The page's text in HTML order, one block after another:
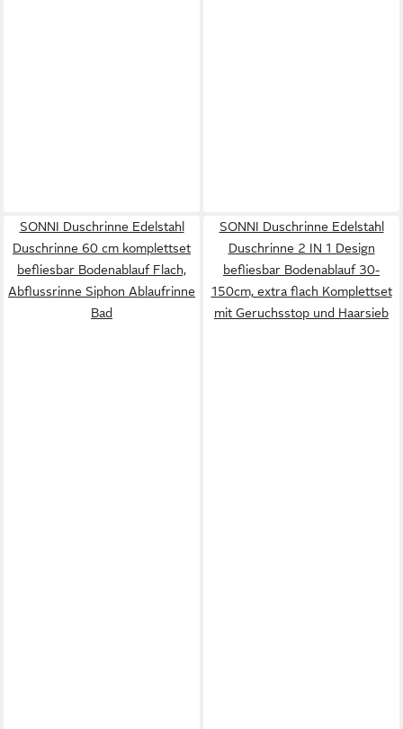
SONNI Duschrinne Edelstahl
Duschrinne 60 cm komplettset
befliesbar Bodenablauf Flach,
Abflussrinne Siphon Ablaufrinne
Bad
SONNI Duschrinne Edelstahl
Duschrinne 2 IN 1 Design
befliesbar Bodenablauf 30-
150cm, extra flach Komplettset
mit Geruchsstop und Haarsieb